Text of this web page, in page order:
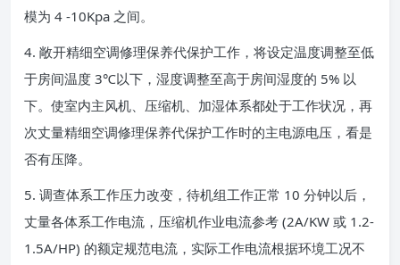
模为 4 -10Kpa 之间。
4. 敞开精细空调修理保养代保护工作，将设定温度调整至低
于房间温度 3℃以下，湿度调整至高于房间湿度的 5% 以
下。使室内主风机、压缩机、加湿体系都处于工作状况，再
次丈量精细空调修理保养代保护工作时的主电源电压，看是
否有压降。
5. 调查体系工作压力改变，待机组工作正常 10 分钟以后，
丈量各体系工作电流，压缩机作业电流参考 (2A/KW 或 1.2-
1.5A/HP) 的额定规范电流，实际工作电流根据环境工况不